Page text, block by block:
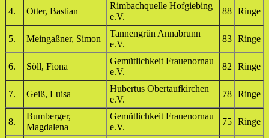
4. Otter, Bastian
Rimbachquelle Hofgiebing
e.V.
88 Ringe
5. Meingaßner, Simon
Tannengrün Annabrunn
e.V.
83 Ringe
6. Söll, Fiona
Gemütlichkeit Frauenornau
e.V.
82 Ringe
7. Geiß, Luisa
Hubertus Obertaufkirchen
e.V.
78 Ringe
8.
Bumberger,
Magdalena
Gemütlichkeit Frauenornau
e.V.
75 Ringe